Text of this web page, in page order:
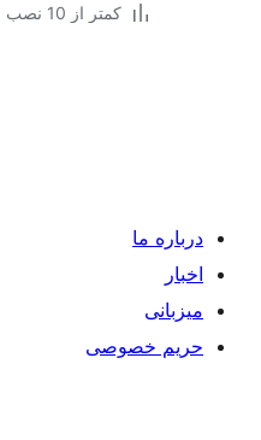
کمتر از 10 نصب فعال
درباره ما
اخبار
میزبانی
حریم خصوصی